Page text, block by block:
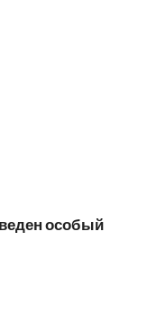
особый